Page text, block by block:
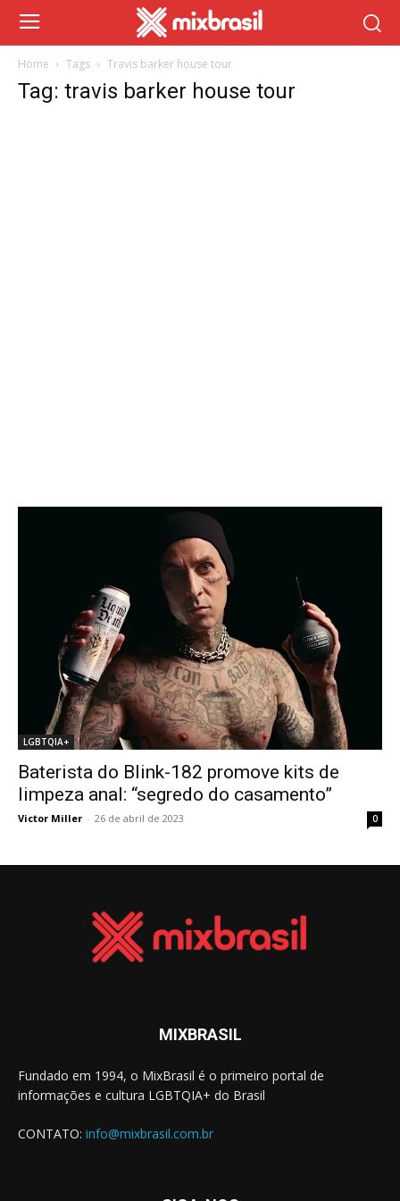
Home Tags Travis barker house tour
Tag: travis barker house tour
LGBTQIA+
Baterista do Blink-182 promove kits de
limpeza anal: “segredo do casamento”
Victor Miller - 26 de abril de 2023 0
MIXBRASIL
Fundado em 1994, o MixBrasil é o primeiro portal de
informações e cultura LGBTQIA+ do Brasil
CONTATO: info@mixbrasil.com.br